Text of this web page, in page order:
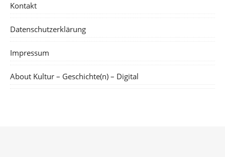
Kontakt
Datenschutzerklärung
Impressum
About Kultur – Geschichte(n) – Digital